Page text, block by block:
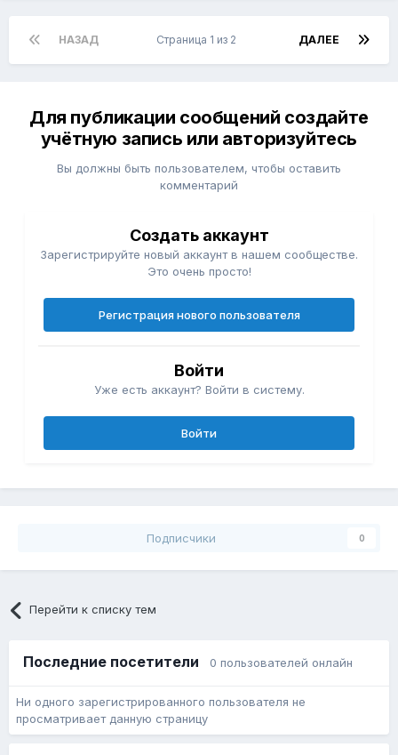
НАЗАД ДАЛЕЕ
Страница 1 из 2
Для публикации сообщений создайте
учётную запись или авторизуйтесь
Вы должны быть пользователем, чтобы оставить
комментарий
Создать аккаунт
Зарегистрируйте новый аккаунт в нашем сообществе.
Это очень просто!
Регистрация нового пользователя
Войти
Уже есть аккаунт? Войти в систему.
Войти
Подписчики 0
Перейти к списку тем
Последние посетители 0 пользователей онлайн
Ни одного зарегистрированного пользователя не
просматривает данную страницу